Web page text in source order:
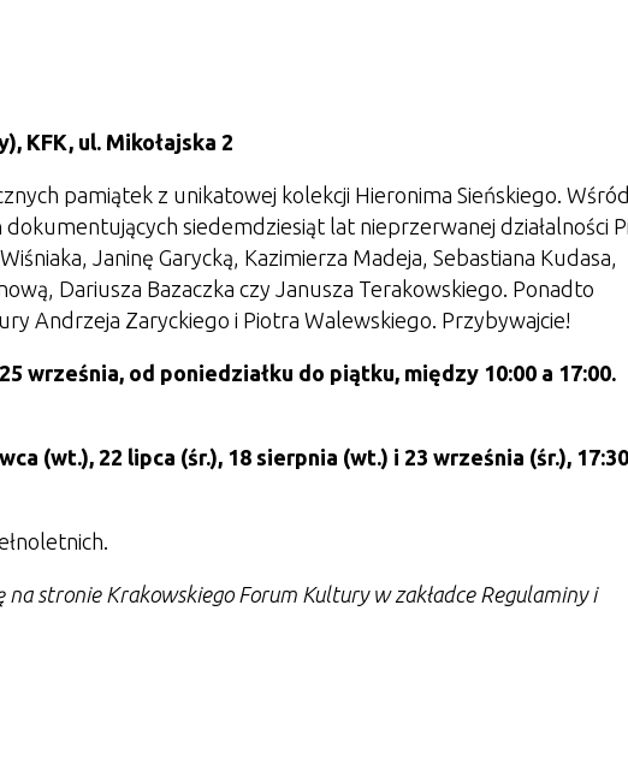
KFK, ul. Mikołajska 2
pamiątek z unikatowej kolekcji Hieronima Sieńskiego.
siedemdziesiąt lat nieprzerwanej działalności
Janinę Garycką, Kazimierza Madeja, Sebastiana Kudasa,
Dariusza Bazaczka czy Janusza Terakowskiego. Ponadto
Andrzeja Zaryckiego i Piotra Walewskiego. Przybywajcie!
września, od poniedziałku do piątku, między 10:00 a 17:00.
(wt.), 22 lipca (śr.), 18 sierpnia (wt.) i 23 września (śr.),
stronie Krakowskiego Forum Kultury w zakładce Regulaminy i